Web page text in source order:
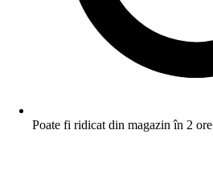
Poate fi ridicat din magazin în 2 ore